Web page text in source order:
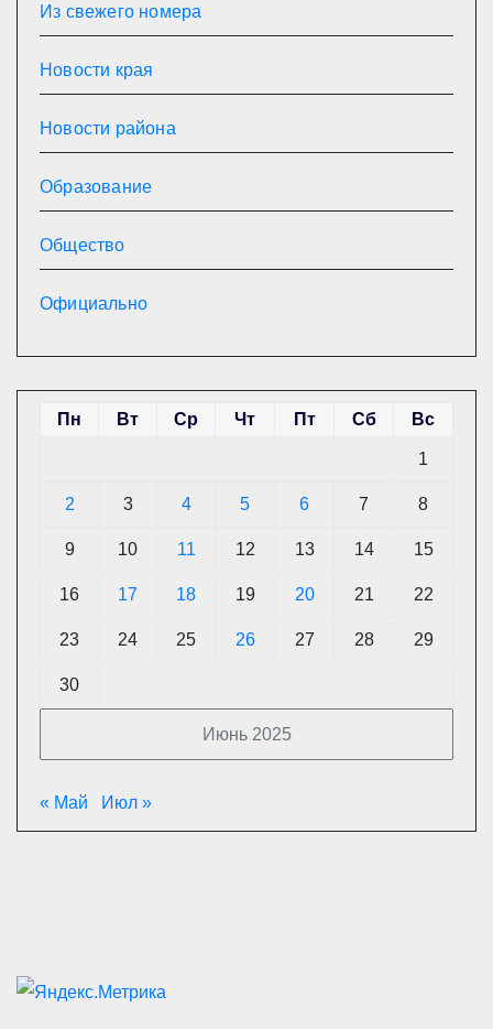
Из свежего номера
Новости края
Новости района
Образование
Общество
Официально
Июнь 2025
Пн Вт Ср Чт Пт Сб Вс
1
2 3 4 5 6 7 8
9 10 11 12 13 14 15
16 17 18 19 20 21 22
23 24 25 26 27 28 29
30
« Май Июл »